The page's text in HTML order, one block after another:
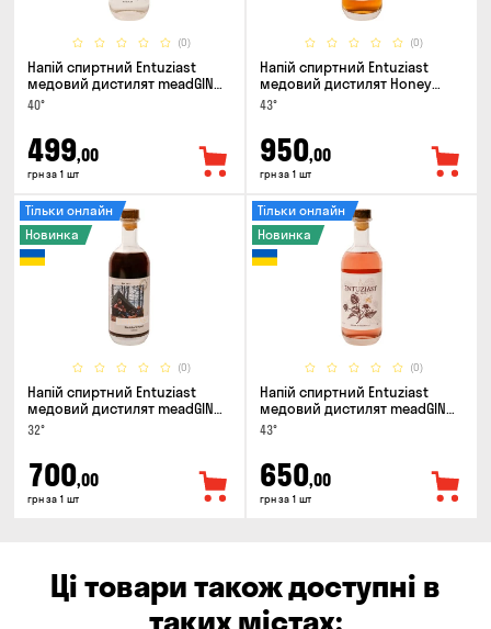
(0)
Напій спиртний Entuziast
медовий дистилят meadGIN
0.5л
40°
499,00
грн за 1 шт
(0)
Напій спиртний Entuziast
медовий дистилят Honey
Spirit Apple 0.5л
43°
950,00
грн за 1 шт
(0)
Тільки онлайн
Новинка
Напій спиртний Entuziast
медовий дистилят meadGIN
Sloe 0.5л
32°
700,00
грн за 1 шт
(0)
Тільки онлайн
Новинка
Напій спиртний Entuziast
медовий дистилят meadGIN
Raspberry 0.5л
43°
650,00
грн за 1 шт
Ці товари також доступні в
таких містах: